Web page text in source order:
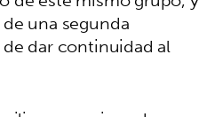
una segunda
dar continuidad al